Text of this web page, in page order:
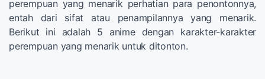
perempuan yang menarik perhatian para penontonnya,
entah dari sifat atau penampilannya yang menarik.
Berikut ini adalah 5 anime dengan karakter-karakter
perempuan yang menarik untuk ditonton.